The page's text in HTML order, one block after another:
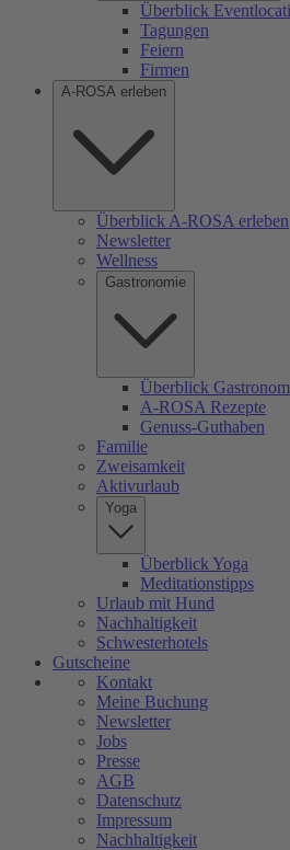
Überblick
Tagungen
Feiern
Firmen
A-ROSA erleben
Überblick A-ROSA erleben
Newsletter
Wellness
Gastronomie
Überblick
A-ROSA Rezepte
Genuss-Guthaben
Familie
Zweisamkeit
Aktivurlaub
Yoga
Überblick Yoga
Meditationstipps
Urlaub mit Hund
Nachhaltigkeit
Schwesterhotels
Gutscheine
Kontakt
Meine Buchung
Newsletter
Jobs
Presse
AGB
Datenschutz
Impressum
Nachhaltigkeit